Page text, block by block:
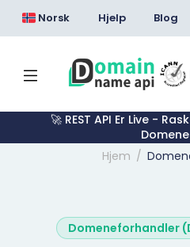
Norsk Hjelp Blog
🚀 REST API Er Live -
Hjem
Domeneforhandler